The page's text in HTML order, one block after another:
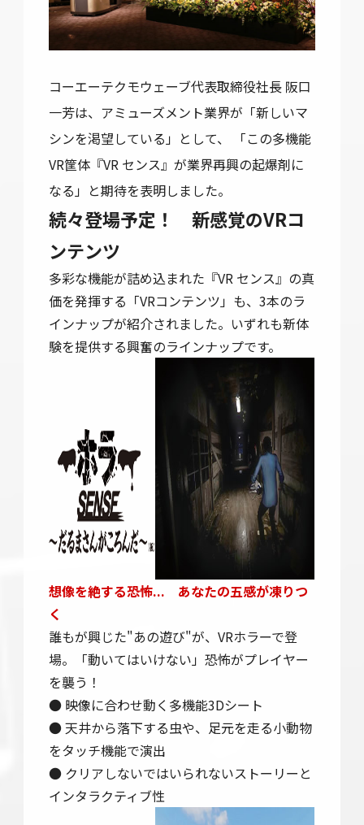
コーエーテクモウェーブ代表取締役社長 阪口
一芳は、アミューズメント業界が「新しいマ
シンを渇望している」として、 「この多機能
VR筐体『VR センス』が業界再興の起爆剤に
なる」と期待を表明しました。
続々登場予定！ 新感覚のVRコ
ンテンツ
多彩な機能が詰め込まれた『VR センス』の真
価を発揮する「VRコンテンツ」も、3本のラ
インナップが紹介されました。いずれも新体
験を提供する興奮のラインナップです。
想像を絶する恐怖... あなたの五感が凍りつ
く
誰もが興じた"あの遊び"が、VRホラーで登
場。「動いてはいけない」恐怖がプレイヤー
を襲う！
● 映像に合わせ動く多機能3Dシート
● 天井から落下する虫や、足元を走る小動物
をタッチ機能で演出
● クリアしないではいられないストーリーと
インタラクティブ性